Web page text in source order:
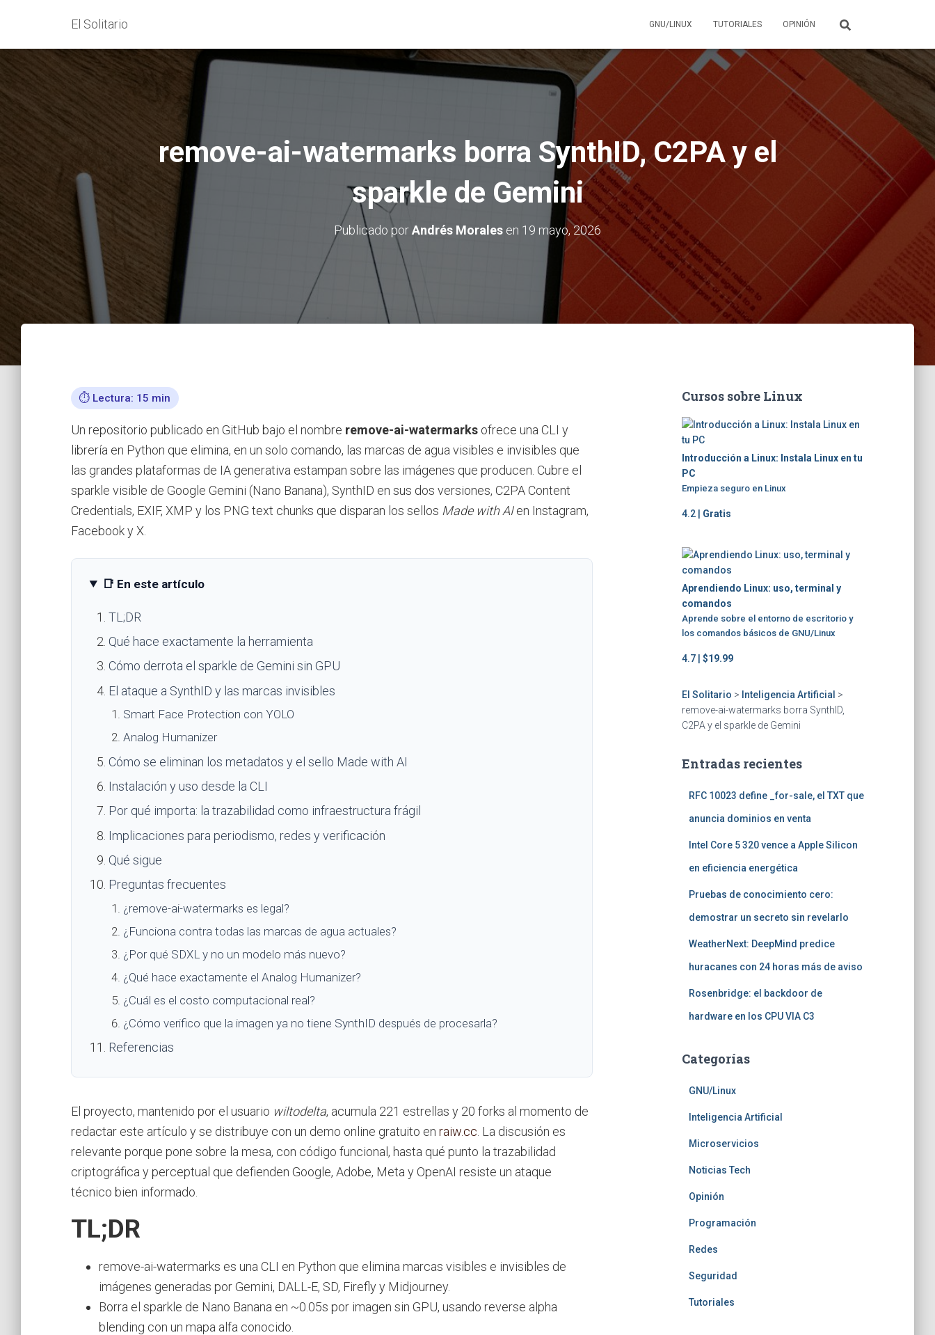
El Solitario GNU/LINUX TUTORIALES OPINIÓN
remove-ai-watermarks borra SynthID, C2PA y el
sparkle de Gemini
Publicado porAndrés Morales en 19 mayo, 2026
⏱️ Lectura: 15 min
Un repositorio publicado en GitHub bajo el nombre remove-ai-watermarks ofrece una CLI y
librería en Python que elimina, en un solo comando, las marcas de agua visibles e invisibles que
las grandes plataformas de IA generativa estampan sobre las imágenes que producen. Cubre el
sparkle visible de Google Gemini (Nano Banana), SynthID en sus dos versiones, C2PA Content
Credentials, EXIF, XMP y los PNG text chunks que disparan los sellos Made with AIen Instagram,
Facebook y X.
📑 En este artículo
TL;DR
Qué hace exactamente la herramienta
Cómo derrota el sparkle de Gemini sin GPU
El ataque a SynthID y las marcas invisibles
Smart Face Protection con YOLO
Analog Humanizer
Cómo se eliminan los metadatos y el sello Made with AI
Instalación y uso desde la CLI
Por qué importa: la trazabilidad como infraestructura frágil
Implicaciones para periodismo, redes y verificación
Qué sigue
Preguntas frecuentes
¿remove-ai-watermarks es legal?
¿Funciona contra todas las marcas de agua actuales?
¿Por qué SDXL y no un modelo más nuevo?
¿Qué hace exactamente el Analog Humanizer?
¿Cuál es el costo computacional real?
¿Cómo verifico que la imagen ya no tiene SynthID después de procesarla?
Referencias
El proyecto, mantenido por el usuario wiltodelta, acumula 221 estrellas y 20 forks al momento de
redactar este artículo y se distribuye con un demo online gratuito en raiw.cc . La discusión es
relevante porque pone sobre la mesa, con código funcional, hasta qué punto la trazabilidad
criptográfica y perceptual que defienden Google, Adobe, Meta y OpenAI resiste un ataque
técnico bien informado.
TL;DR
remove-ai-watermarks es una CLI en Python que elimina marcas visibles e invisibles de
imágenes generadas por Gemini, DALL-E, SD, Firefly y Midjourney.
Borra el sparkle de Nano Banana en ~0.05s por imagen sin GPU, usando reverse alpha
blending con un mapa alfa conocido.
Cursos sobre Linux
Introducción a Linux: Instala Linux en tu
PC
Empieza seguro en Linux
4.2 | Gratis
Aprendiendo Linux: uso, terminal y
comandos
Aprende sobre el entorno de escritorio y
los comandos básicos de GNU/Linux
4.7 | $19.99
El Solitario > Inteligencia Artificial >
remove-ai-watermarks borra SynthID,
C2PA y el sparkle de Gemini
Entradas recientes
RFC 10023 define _for-sale, el TXT que
anuncia dominios en venta
Intel Core 5 320 vence a Apple Silicon
en eficiencia energética
Pruebas de conocimiento cero:
demostrar un secreto sin revelarlo
WeatherNext: DeepMind predice
huracanes con 24 horas más de aviso
Rosenbridge: el backdoor de
hardware en los CPU VIA C3
Categorías
GNU/Linux
Inteligencia Artificial
Microservicios
Noticias Tech
Opinión
Programación
Redes
Seguridad
Tutoriales